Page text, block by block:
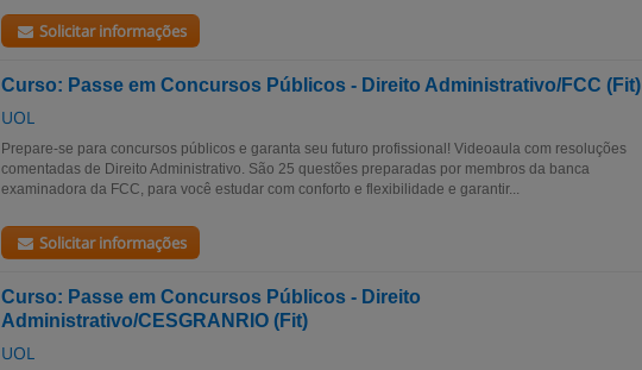
Solicitar informações
Curso: Passe em Concursos Públicos - Direito Administrativo/FCC (Fit)
UOL
Prepare-se para concursos públicos e garanta seu futuro profissional! Videoaula com resoluções
comentadas de Direito Administrativo. São 25 questões preparadas por membros da banca
examinadora da FCC, para você estudar com conforto e flexibilidade e garantir...
Solicitar informações
Curso: Passe em Concursos Públicos - Direito
Administrativo/CESGRANRIO (Fit)
UOL